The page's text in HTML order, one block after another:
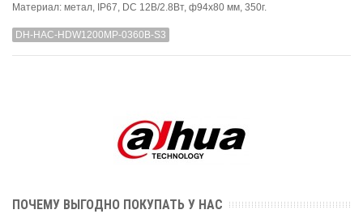
Материал: метал, IP67, DC 12В/2.8Вт, ф94х80 мм, 350г.
DH-HAC-HDW1200MP-0360B-S3
ПОЧЕМУ ВЫГОДНО ПОКУПАТЬ У НАС